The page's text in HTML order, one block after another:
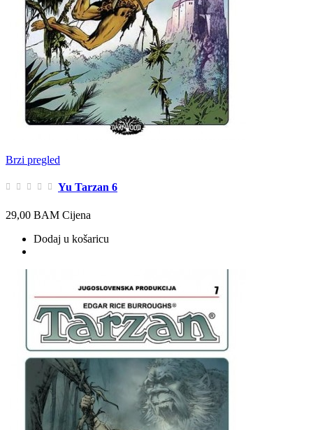
Brzi pregled
Yu Tarzan 6
29,00 BAM Cijena
Dodaj u košaricu